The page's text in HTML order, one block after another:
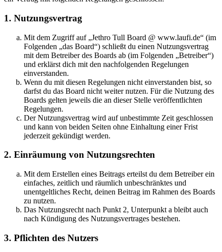
1. Nutzungsvertrag
Mit dem Zugriff auf „Jethro Tull Board @ www.laufi.de“ (im
Folgenden „das Board“) schließt du einen Nutzungsvertrag
mit dem Betreiber des Boards ab (im Folgenden „Betreiber“)
und erklärst dich mit den nachfolgenden Regelungen
einverstanden.
Wenn du mit diesen Regelungen nicht einverstanden bist, so
darfst du das Board nicht weiter nutzen. Für die Nutzung des
Boards gelten jeweils die an dieser Stelle veröffentlichten
Regelungen.
Der Nutzungsvertrag wird auf unbestimmte Zeit geschlossen
und kann von beiden Seiten ohne Einhaltung einer Frist
jederzeit gekündigt werden.
2. Einräumung von Nutzungsrechten
Mit dem Erstellen eines Beitrags erteilst du dem Betreiber ein
einfaches, zeitlich und räumlich unbeschränktes und
unentgeltliches Recht, deinen Beitrag im Rahmen des Boards
zu nutzen.
Das Nutzungsrecht nach Punkt 2, Unterpunkt a bleibt auch
nach Kündigung des Nutzungsvertrages bestehen.
3. Pflichten des Nutzers